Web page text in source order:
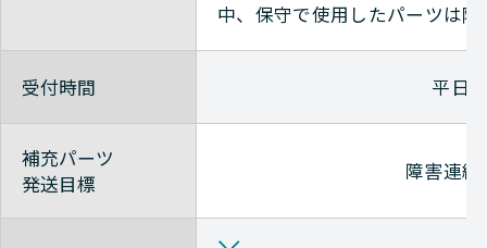
中、保守で使用したパーツは
受付時間 平日9
補充パーツ
発送目標
障害連